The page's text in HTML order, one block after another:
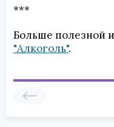
***
Больше полезной
"Алкоголь".